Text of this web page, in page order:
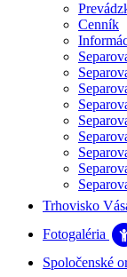
Cenník
Trhovisko
Fotogaléria
Spoločenské